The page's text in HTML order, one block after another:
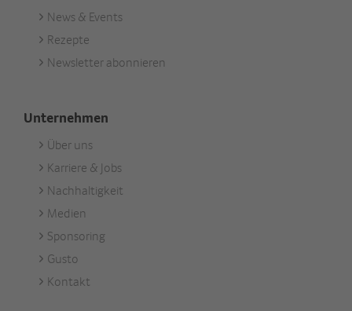
Footer
Aktuell
News & Events
Rezepte
Newsletter abonnieren
Unternehmen
Footer
Unternehmen
Über uns
Karriere & Jobs
Nachhaltigkeit
Medien
Sponsoring
Gusto
Kontakt